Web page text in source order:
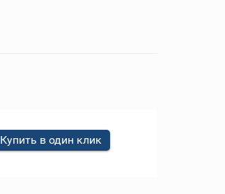
Купить в один клик